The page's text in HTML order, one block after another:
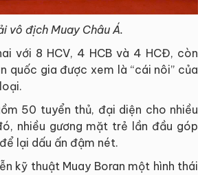
vô địch Muay Châu Á.
với 8 HCV, 4 HCB và 4 HCĐ, còn
quốc gia được xem là “cái nôi” của
50 tuyển thủ, đại diện cho nhiều
nhiều gương mặt trẻ lần đầu góp
lại dấu ấn đậm nét.
kỹ thuật Muay Boran một hình thái